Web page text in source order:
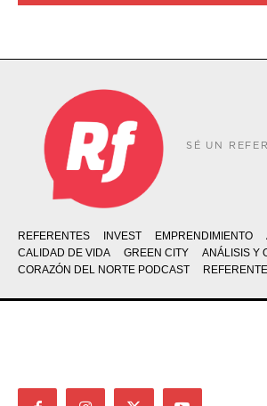
SÉ UN
REFERENTES INVEST EMPRENDIMIENTO
CALIDAD DE VIDA
GREEN CITY
ANÁLISIS Y
CORAZÓN DEL NORTE PODCAST
REFERENTE